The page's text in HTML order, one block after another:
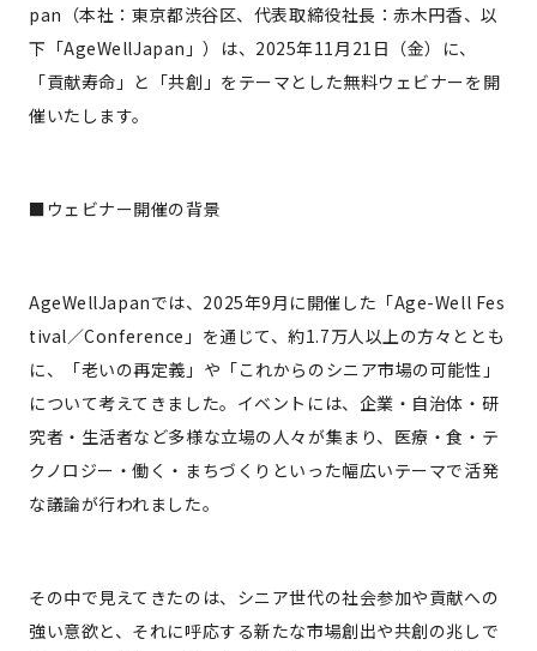
pan（本社：東京都渋谷区、代表取締役社長：赤木円香、以
下「AgeWellJapan」）は、2025年11月21日（金）に、
「貢献寿命」と「共創」をテーマとした無料ウェビナーを開
催いたします。
■ウェビナー開催の背景
AgeWellJapanでは、2025年9月に開催した「Age-Well Fes
tival／Conference」を通じて、約1.7万人以上の方々ととも
に、「老いの再定義」や「これからのシニア市場の可能性」
について考えてきました。イベントには、企業・自治体・研
究者・生活者など多様な立場の人々が集まり、医療・食・テ
クノロジー・働く・まちづくりといった幅広いテーマで活発
な議論が行われました。
その中で見えてきたのは、シニア世代の社会参加や貢献への
強い意欲と、それに呼応する新たな市場創出や共創の兆しで